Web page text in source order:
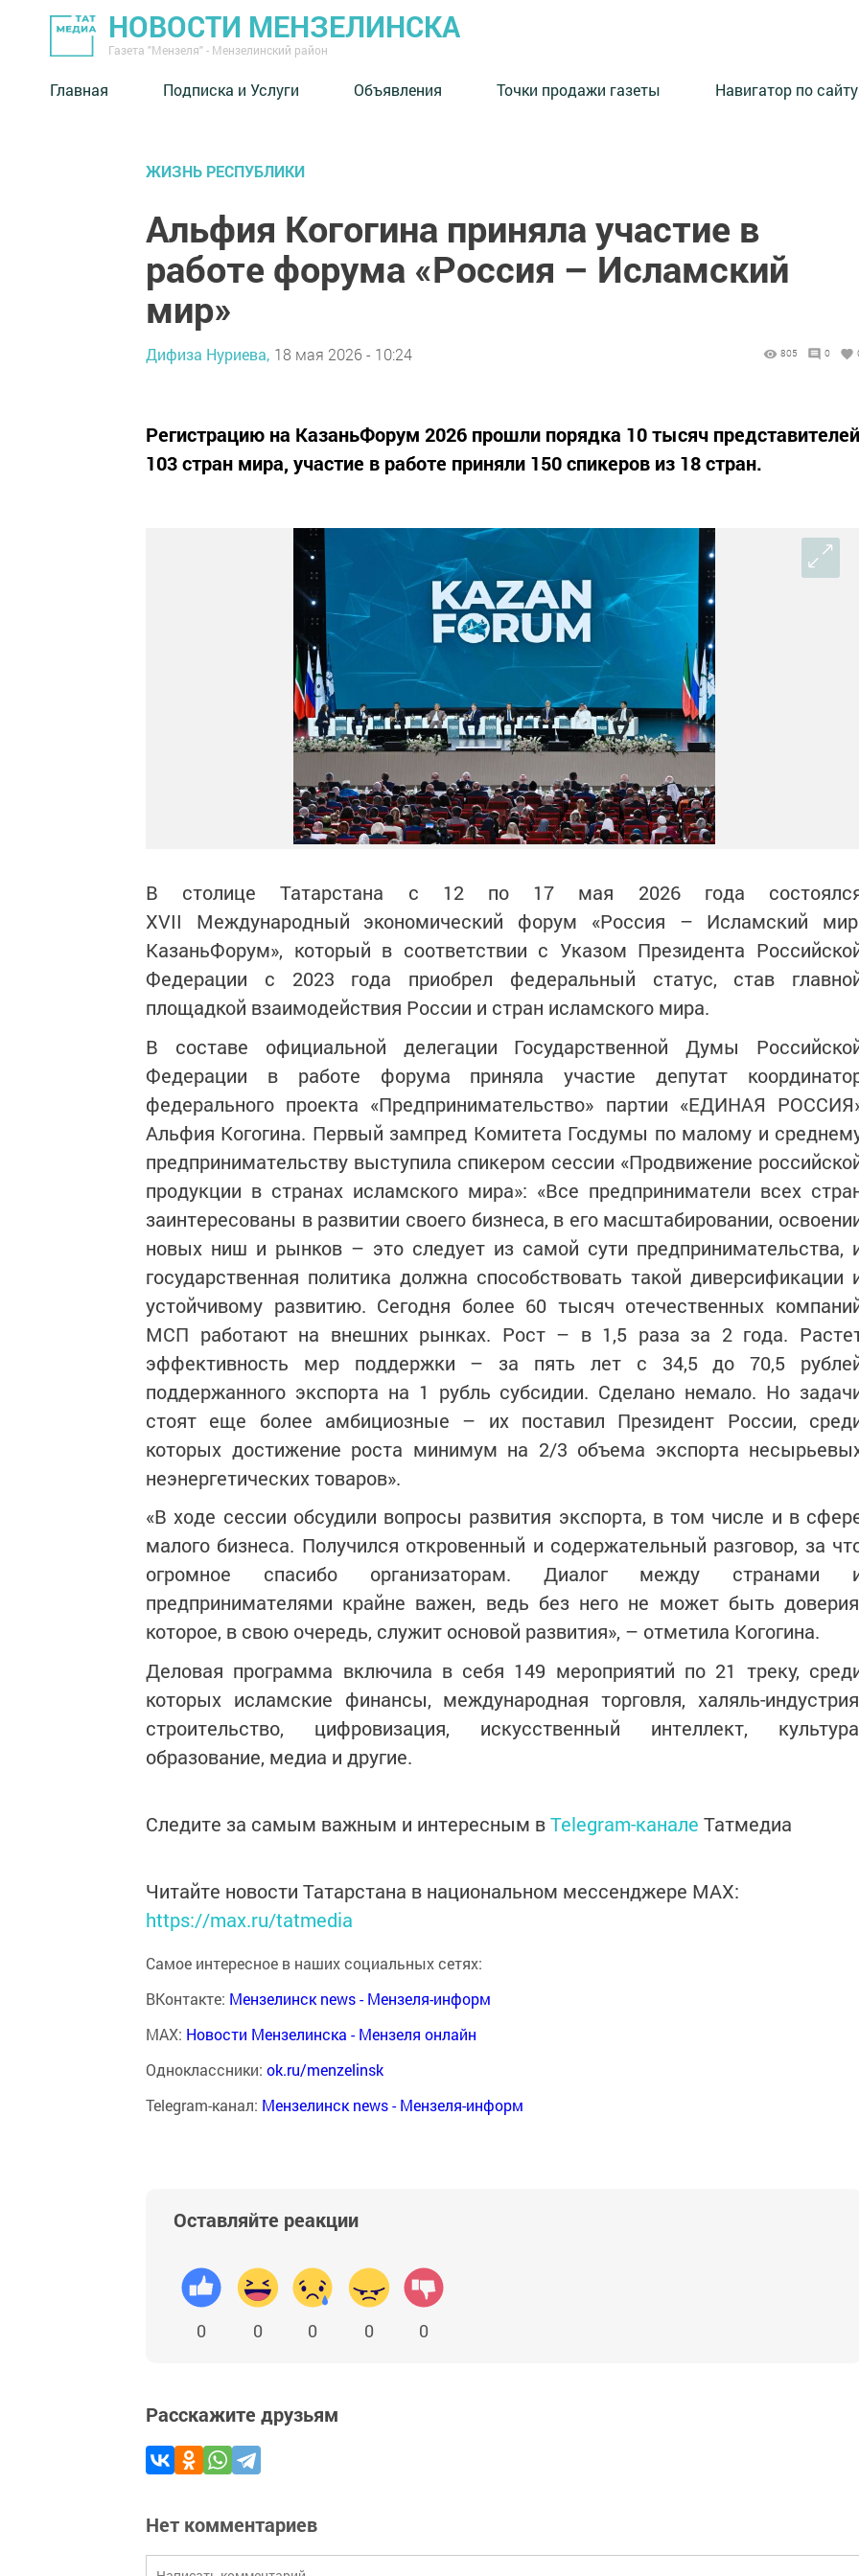
НОВОСТИ МЕНЗЕЛИНСКА
Газета "Мензеля" - Мензелинский район
Главная Подписка и Услуги Объявления Точки продажи газеты Навигатор по сайту
ЖИЗНЬ РЕСПУБЛИКИ
Альфия Когогина приняла участие в
работе форума «Россия – Исламский
мир»
Дифиза Нуриева, 18 мая 2026 - 10:24 805 0
Регистрацию на КазаньФорум 2026 прошли порядка 10 тысяч представителей
103 стран мира, участие в работе приняли 150 спикеров из 18 стран.
В столице Татарстана с 12 по 17 мая 2026 года
XVII Международный экономический форум «Россия – Исламский
КазаньФорум», который в соответствии с Указом Президента
Федерации с 2023 года приобрел федеральный статус, став
площадкой взаимодействия России и стран исламского мира.
В составе официальной делегации Государственной Думы
Федерации в работе форума приняла участие депутат
федерального проекта «Предпринимательство» партии «ЕДИНАЯ
Альфия Когогина. Первый зампред Комитета Госдумы по малому и
предпринимательству выступила спикером сессии «Продвижение
продукции в странах исламского мира»: «Все предприниматели всех
заинтересованы в развитии своего бизнеса, в его масштабировании,
новых ниш и рынков – это следует из самой сути предпринимательства,
государственная политика должна способствовать такой диверсификации
устойчивому развитию. Сегодня более 60 тысяч отечественных
МСП работают на внешних рынках. Рост – в 1,5 раза за 2 года.
эффективность мер поддержки – за пять лет с 34,5 до 70,5
поддержанного экспорта на 1 рубль субсидии. Сделано немало. Но
стоят еще более амбициозные – их поставил Президент России,
которых достижение роста минимум на 2/3 объема экспорта
неэнергетических товаров».
«В ходе сессии обсудили вопросы развития экспорта, в том числе и в
малого бизнеса. Получился откровенный и содержательный разговор, за
огромное спасибо организаторам. Диалог между странами
предпринимателями крайне важен, ведь без него не может быть
которое, в свою очередь, служит основой развития», – отметила Когогина.
Деловая программа включила в себя 149 мероприятий по 21 треку,
которых исламские финансы, международная торговля, халяль-
строительство, цифровизация, искусственный интеллект,
образование, медиа и другие.
Следите за самым важным и интересным вTelegram-канале Татмедиа
Читайте новости Татарстана в национальном мессенджере MАХ:
https://max.ru/tatmedia
Самое интересное в наших социальных сетях:
ВКонтакте: Мензелинск news - Мензеля-информ
MAX: Новости Мензелинска - Мензеля онлайн
Одноклассники: ok.ru/menzelinsk
Telegram-канал: Мензелинск news - Мензеля-информ
Оставляйте реакции
0 0 0 0 0
Расскажите друзьям
Нет комментариев